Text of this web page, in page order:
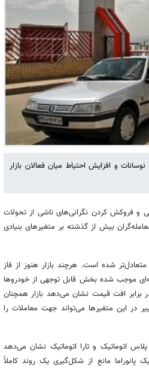
۲۱ خردادماه ۱۴۰۵ با کاهش دامنه نوسانات و افزایش احتیاط میان فعالان بازار
و فروکش کردن نگرانی‌های ناشی از تحولات
بیش از گذشته بر متغیرهای بنیادی
شده است. هرچند بازار هنوز از فاز
موجب شده بخش قابل توجهی از خودروها
برابر افت قیمت نشان می‌دهد بازار همچنان
این متغیرها می‌تواند جهت معاملات را
اتوماتیک و تارا اتوماتیک نشان می‌دهد
بازار غلبه داشته، هرچند رشد محدود پژو ۲۰۷ اتوماتیک پانوراما مانع از شکل‌گیری یک روند کاملاً